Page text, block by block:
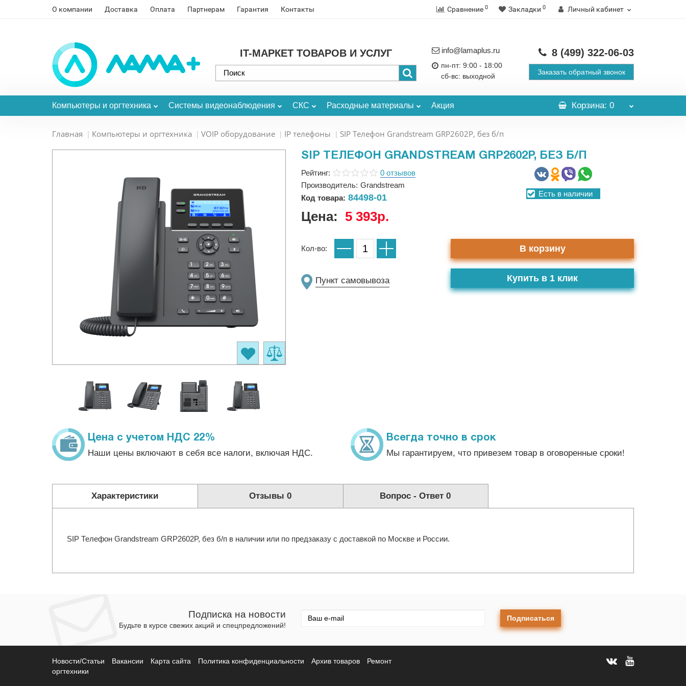
О компании Доставка Оплата Партнерам Гарантия Контакты Сравнение 0 Закладки 0 Личный кабинет
IT-МАРКЕТ ТОВАРОВ И УСЛУГ info@lamaplus.ru
пн-пт: 9:00 - 18:00
сб-вс: выходной
8 (499) 322-06-03
Заказать обратный звонок
Компьютеры и оргтехника Системы видеонаблюдения СКС Расходные материалы Акция Корзина: 0
Главная Компьютеры и оргтехника VOIP оборудование IP телефоны SIP Телефон Grandstream GRP2602P, без б/п
SIP ТЕЛЕФОН GRANDSTREAM GRP2602P, БЕЗ Б/П
Рейтинг:
0 отзывов
Производитель: Grandstream
Код товара: 84498-01 Есть в наличии
Цена: 5 393р.
Кол-во: В корзину
Пункт самовывоза Купить в 1 клик
Цена с учетом НДС 22%
Наши цены включают в себя все налоги, включая НДС.
Всегда точно в срок
Мы гарантируем, что привезем товар в оговоренные сроки!
Характеристики Отзывы 0 Вопрос - Ответ0
SIP Телефон Grandstream GRP2602P, без б/п в наличии или по предзаказу с доставкой по Москве и России.
Подписка на новости
Будьте в курсе свежих акций и спецпредложений!
Подписаться
Новости/Статьи Вакансии Карта сайта Политика конфиденциальности Архив товаров
Ремонт
оргтехники